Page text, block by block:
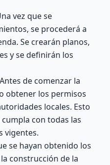
vez que se
se procederá a
Se crearán planos,
y se definirán los
Antes de comenzar la
obtener los permisos
locales. Esto
con todas las
vigentes.
se hayan obtenido los
construcción de la